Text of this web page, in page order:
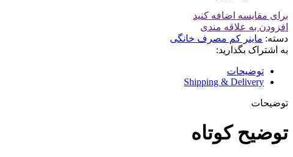
برای مقایسه اضافه کنید
افزودن به علاقه مندی
دسته: ماینر کم مصرف خانگی
به اشتراک بگذارید:
توضیحات
Shipping & Delivery
توضیحات
توضیح کوتاه